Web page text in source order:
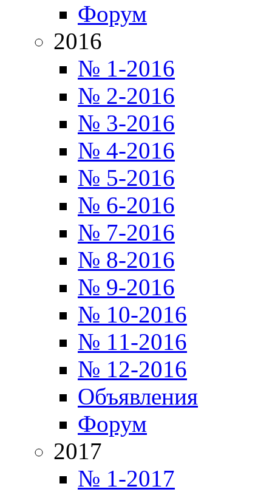
Форум
2016
№ 1-2016
№ 2-2016
№ 3-2016
№ 4-2016
№ 5-2016
№ 6-2016
№ 7-2016
№ 8-2016
№ 9-2016
№ 10-2016
№ 11-2016
№ 12-2016
Объявления
Форум
2017
№ 1-2017